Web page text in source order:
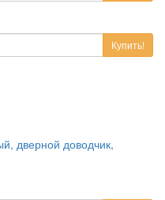
Купить!
дверной доводчик,